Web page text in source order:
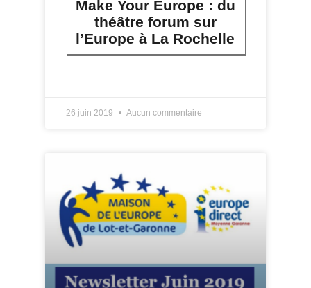
Make Your Europe : du
théâtre forum sur
l’Europe à La Rochelle
26 juin 2019 Aucun commentaire